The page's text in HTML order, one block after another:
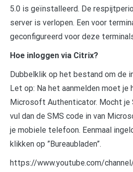
5.0 is geïnstalleerd. De
server is verlopen. Een voor
geconfigureerd voor deze
Hoe inloggen via Citrix?
Dubbelklik op het bestand om de
Let op: Na het aanmelden moet
Microsoft Authenticator. Mocht je
vul dan de SMS code in van
je mobiele telefoon. Eenmaal
klikken op ”Bureaubladen”.
https://www.youtube.com/